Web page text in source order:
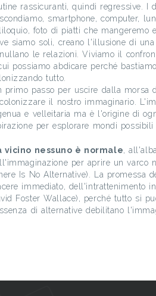
rassicuranti, quindi regressive. I
smartphone, computer,
foto di piatti che mangeremo
siamo soli, creano l'illusione di
le relazioni. Viviamo il
possiamo abdicare perché
tutto.
primo passo per uscire dalla morsa
il nostro immaginario.
e velleitaria ma è l'origine di
per esplorare mondi
vicino nessuno è normale ,
per aprire un varco
Is No Alternative). La promessa
immediato, dell'intrattenimento
Foster Wallace), perché tutto si
di alternative debilitano